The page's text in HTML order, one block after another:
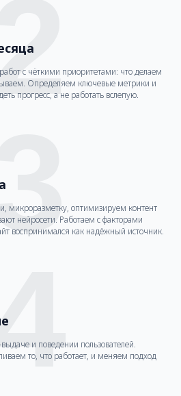
с чёткими приоритетами: что делаем
Определяем ключевые метрики и
прогресс, а не работать вслепую.
микроразметку, оптимизируем контент
нейросети. Работаем с факторами
воспринимался как надёжный источник.
и поведении пользователей.
то, что работает, и меняем подход